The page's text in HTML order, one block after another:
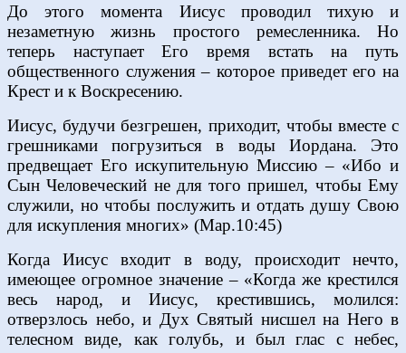
До этого момента Иисус проводил тихую и
незаметную жизнь простого ремесленника. Но
теперь наступает Его время встать на путь
общественного служения – которое приведет его на
Крест и к Воскресению.
Иисус, будучи безгрешен, приходит, чтобы вместе с
грешниками погрузиться в воды Иордана. Это
предвещает Его искупительную Миссию – «Ибо и
Сын Человеческий не для того пришел, чтобы Ему
служили, но чтобы послужить и отдать душу Свою
для искупления многих» (Мар.10:45)
Когда Иисус входит в воду, происходит нечто,
имеющее огромное значение – «Когда же крестился
весь народ, и Иисус, крестившись, молился:
отверзлось небо, и Дух Святый нисшел на Него в
телесном виде, как голубь, и был глас с небес,